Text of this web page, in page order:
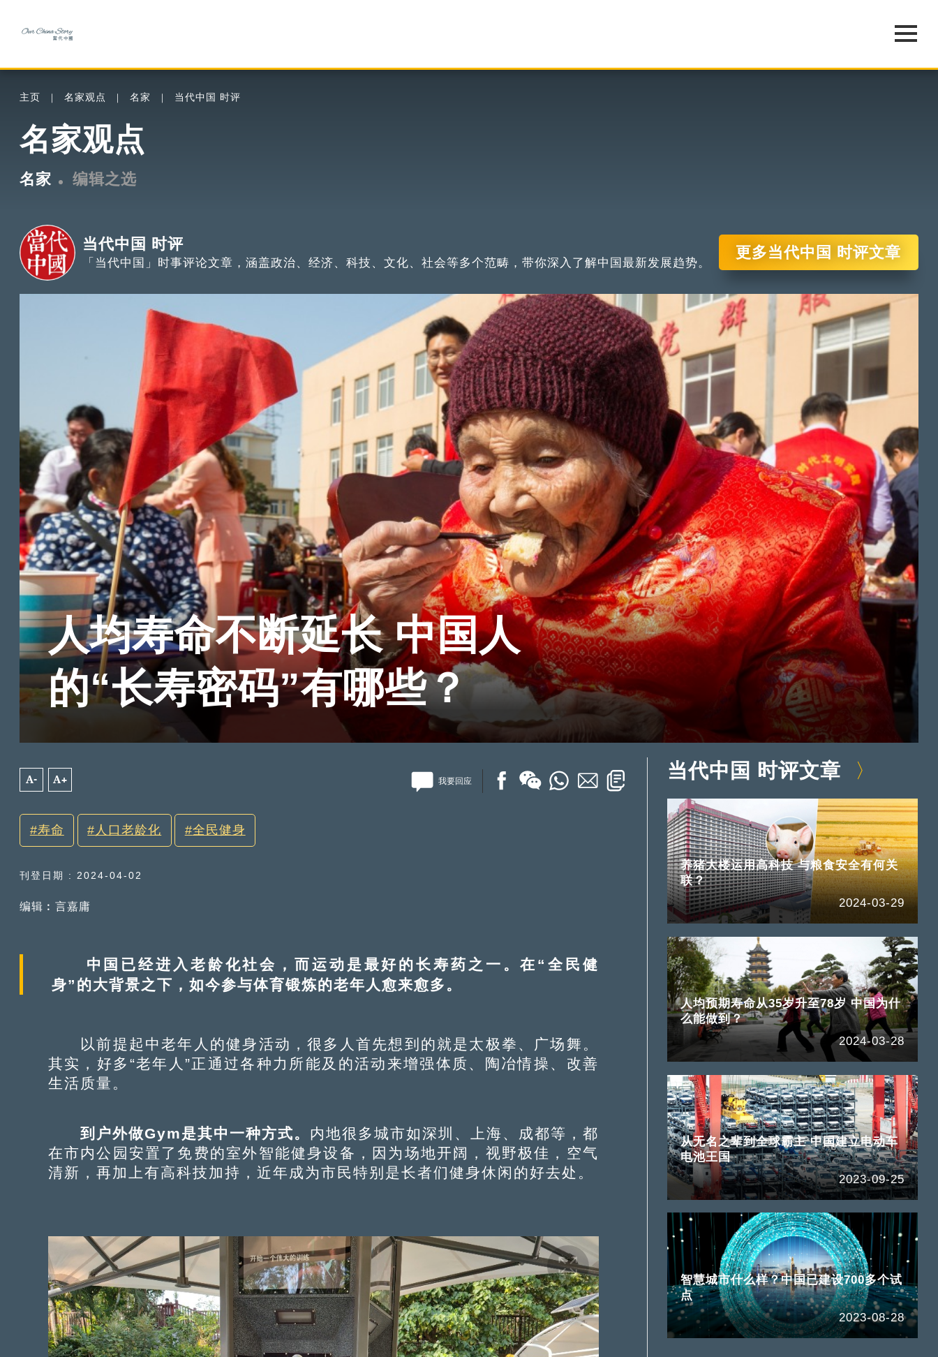
主页 名家观点 名家 当代中国 时评
名家观点
名家 编辑之选
当代中国 时评
「当代中国」时事评论文章，涵盖政治、经济、科技、文化、社会等多个范畴，带你深入了解中国最新发展趋势。
更多当代中国 时评文章
人均寿命不断延长 中国人
的“长寿密码”有哪些？
A- A+ 我要回应
寿命 人口老龄化 全民健身
刊登日期 : 2024-04-02
编辑︰言嘉庸
中国已经进入老龄化社会，而运动是最好的长寿药之一。在“全民健
身”的大背景之下，如今参与体育锻炼的老年人愈来愈多。
以前提起中老年人的健身活动，很多人首先想到的就是太极拳、广场舞。
其实，好多“老年人”正通过各种力所能及的活动来增强体质、陶冶情操、改善
生活质量。
到户外做Gym是其中一种方式。 内地很多城市如深圳、上海、成都等，都
在市内公园安置了免费的室外智能健身设备，因为场地开阔，视野极佳，空气
清新，再加上有高科技加持，近年成为市民特别是长者们健身休闲的好去处。
当代中国 时评文章
养猪大楼运用高科技 与粮食安全有何关
联？
2024-03-29
人均预期寿命从35岁升至78岁 中国为什
么能做到？
2024-03-28
从无名之辈到全球霸主 中国建立电动车
电池王国
2023-09-25
智慧城市什么样？中国已建设700多个试
点
2023-08-28